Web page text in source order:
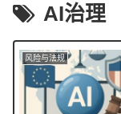
AI治理
风险与法规